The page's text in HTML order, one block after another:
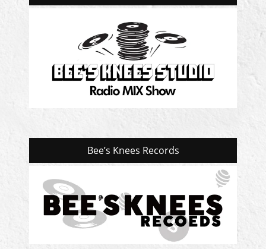
Bee’s Knees Records